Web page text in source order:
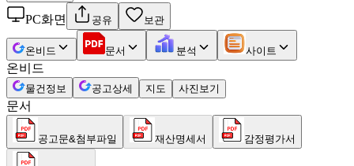
PC화면 공유 보관
온비드 문서 분석 사이트
온비드
물건정보 공고상세 지도 사진보기
문서
공고문&첨부파일 재산명세서 감정평가서